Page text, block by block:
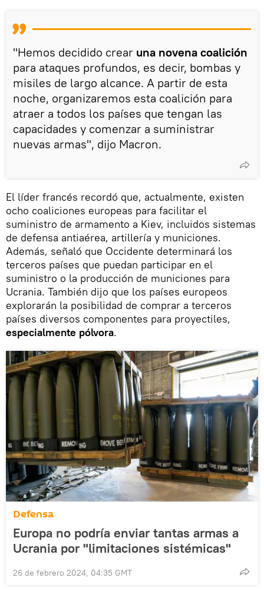
"Hemos decidido crear una novena coalición
para ataques profundos, es decir, bombas y
misiles de largo alcance. A partir de esta
noche, organizaremos esta coalición para
atraer a todos los países que tengan las
capacidades y comenzar a suministrar
nuevas armas", dijo Macron.
El líder francés recordó que, actualmente, existen
ocho coaliciones europeas para facilitar el
suministro de armamento a Kiev, incluidos sistemas
de defensa antiaérea, artillería y municiones.
Además, señaló que Occidente determinará los
terceros países que puedan participar en el
suministro o la producción de municiones para
Ucrania. También dijo que los países europeos
explorarán la posibilidad de comprar a terceros
países diversos componentes para proyectiles,
especialmente pólvora.
Defensa
Europa no podría enviar tantas armas a
Ucrania por "limitaciones sistémicas"
26 de febrero 2024, 04:35 GMT